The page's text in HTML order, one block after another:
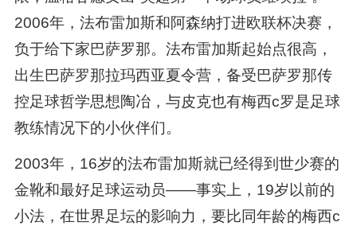
2006年，法布雷加斯和阿森纳打进欧联杯决赛，
负于给下家巴萨罗那。法布雷加斯起始点很高，
出生巴萨罗那拉玛西亚夏令营，备受巴萨罗那传
控足球哲学思想陶冶，与皮克也有梅西c罗是足球
教练情况下的小伙伴们。
2003年，16岁的法布雷加斯就已经得到世少赛的
金靴和最好足球运动员——事实上，19岁以前的
小法，在世界足坛的影响力，要比同年龄的梅西c